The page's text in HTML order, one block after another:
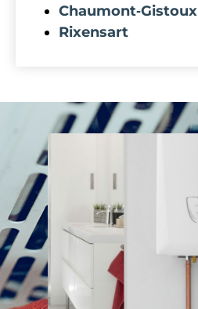
Chaumont‑Gistoux
Rixensart